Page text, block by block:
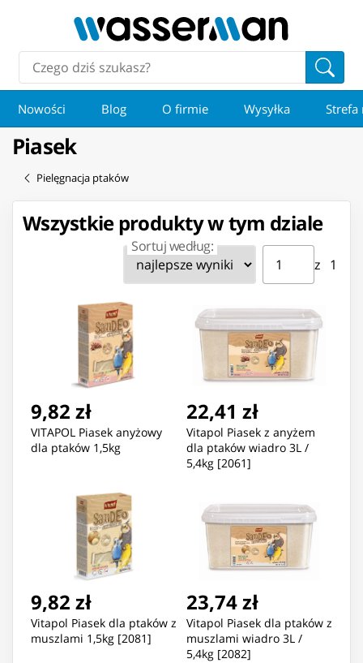
Nowości Blog O firmie Wysyłka Strefa
Piasek
Pielęgnacja ptaków
Wszystkie produkty w tym dziale
Sortuj według: Strona ⁨1⁩ z ⁨1⁩
z ⁨1⁩
Przejdź do strony
9,82 zł
VITAPOL Piasek anyżowy
dla ptaków 1,5kg
22,41 zł
Vitapol Piasek z anyżem
dla ptaków wiadro 3L /
5,4kg [2061]
9,82 zł
Vitapol Piasek dla ptaków z
muszlami 1,5kg [2081]
23,74 zł
Vitapol Piasek dla ptaków z
muszlami wiadro 3L /
5,4kg [2082]